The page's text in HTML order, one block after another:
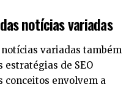
notícias variadas
variadas também
de SEO
conceitos envolvem a